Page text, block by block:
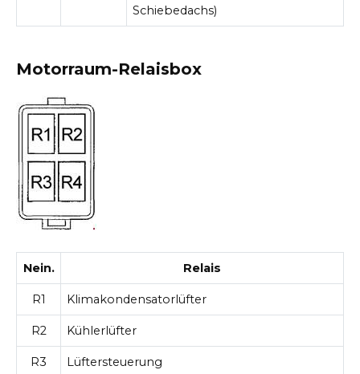
Schiebedachs)
Motorraum-Relaisbox
Nein. Relais
R1 Klimakondensatorlüfter
R2 Kühlerlüfter
R3 Lüftersteuerung